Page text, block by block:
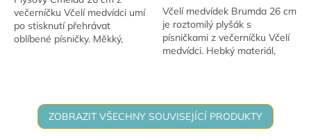
hvězdiček.
večerníčku Včelí medvídci umí
po stisknutí přehrávat
oblíbené písničky. Měkký,
Včelí medvídek Brumda 26 cm
je roztomilý plyšák s
písničkami z večerníčku Včelí
medvídci. Hebký materiál,
ZOBRAZIT VŠECHNY SOUVISEJÍCÍ PRODUKTY